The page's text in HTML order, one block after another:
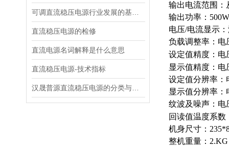
直流稳压电源的检修
直流电源名词解释是什么意思
直流稳压电源-技术指标
输出电流范围：
输出功率：500W
电压/电流显示
负载调整率：电
设定值精度：电
显示值精度：电
设定值分辨率：
显示值分辨率：
纹波及噪声：电
回读值温度系数
机身尺寸：
整机重量：2.KG